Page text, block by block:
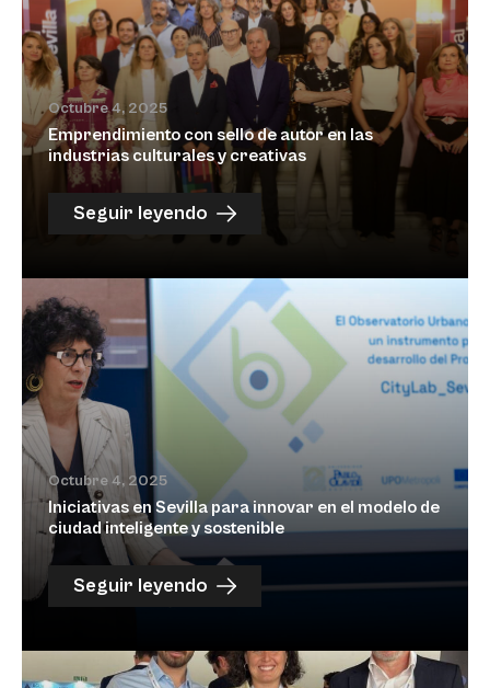
Octubre 4, 2025
Emprendimiento con sello de autor en las
industrias culturales y creativas
Seguir leyendo
Octubre 4, 2025
Iniciativas en Sevilla para innovar en el modelo de
ciudad inteligente y sostenible
Seguir leyendo